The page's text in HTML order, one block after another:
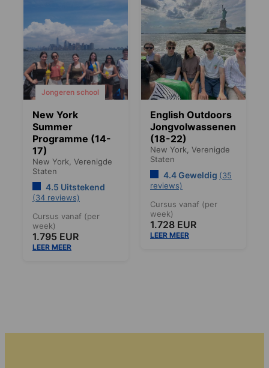
Jongeren school
New York
Summer
Programme (14-
17)
New York, Verenigde
Staten
4.5 Uitstekend
(34 reviews)
Cursus vanaf (per
week)
1.795 EUR
LEER MEER
English Outdoors
Jongvolwassenen
(18-22)
New York, Verenigde
Staten
4.4 Geweldig (35
reviews)
Cursus vanaf (per
week)
1.728 EUR
LEER MEER